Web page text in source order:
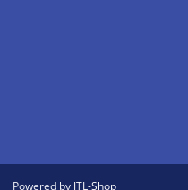
Powered by JTL-Shop